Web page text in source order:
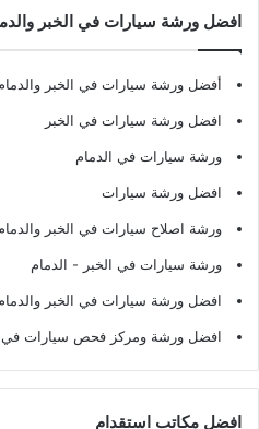
افضل ورشة سيارات في الخبر
أفضل ورشة سيارات في الخبر
افضل ورشة سيارات في الخبر
ورشة سيارات في الدمام
افضل ورشة سيارات
ورشة اصلاح سيارات في الخبر
ورشة سيارات في الخبر - الدمام
افضل ورشة سيارات في الخبر
افضل ورشة ومركز فحص سيارات في
افضل مكاتب استقدام